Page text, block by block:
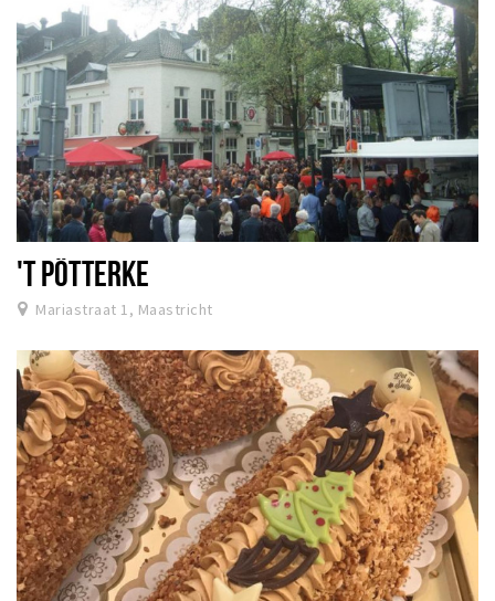
'T PÖTTERKE
Mariastraat 1, Maastricht